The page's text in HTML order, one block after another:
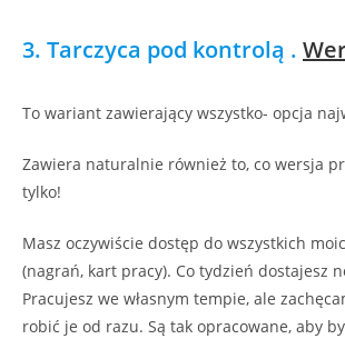
3. Tarczyca pod kontrolą .
To wariant zawierający wszystko- opcja
Zawiera naturalnie również to, co wersja
tylko!
Masz oczywiście dostęp do wszystkich
(nagrań, kart pracy). Co tydzień dostajesz
Pracujesz we własnym tempie, ale
robić je od razu. Są tak opracowane, aby